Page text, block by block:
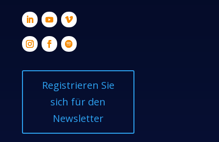
Registrieren Sie
sich für den
Newsletter